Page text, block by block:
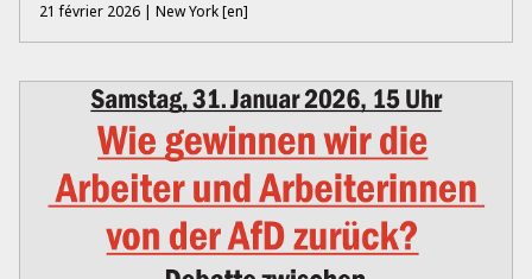
21 février 2026 | New York[en]